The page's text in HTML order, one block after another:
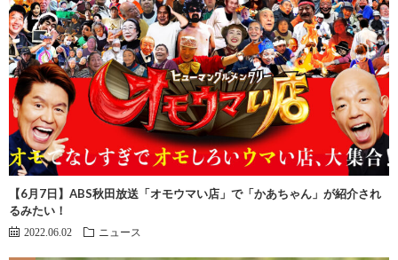
【6月7日】ABS秋田放送「オモウマい店」で「かあちゃん」が紹介され
るみたい！
2022.06.02 ニュース